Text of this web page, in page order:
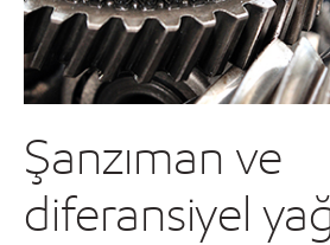
Şanzıman ve
diferansiyel